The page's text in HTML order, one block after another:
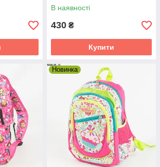
В наявності
430 ₴
Купити
Новинка